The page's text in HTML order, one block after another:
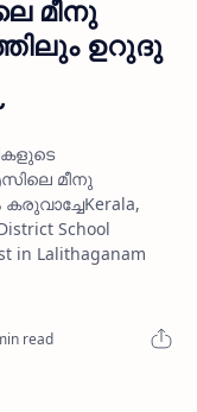
മീനു
ഉറുദു
മീനു
School
in Lalithaganam
read